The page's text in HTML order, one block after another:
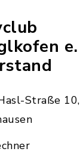
e.
Straße 10,